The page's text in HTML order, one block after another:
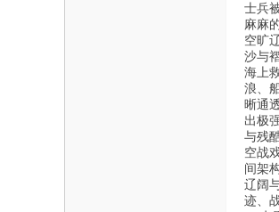
士兵
麻麻
空旷
沙与
海上
浪、
晰通
出极
与残
空战
间架
辽阔
迹、